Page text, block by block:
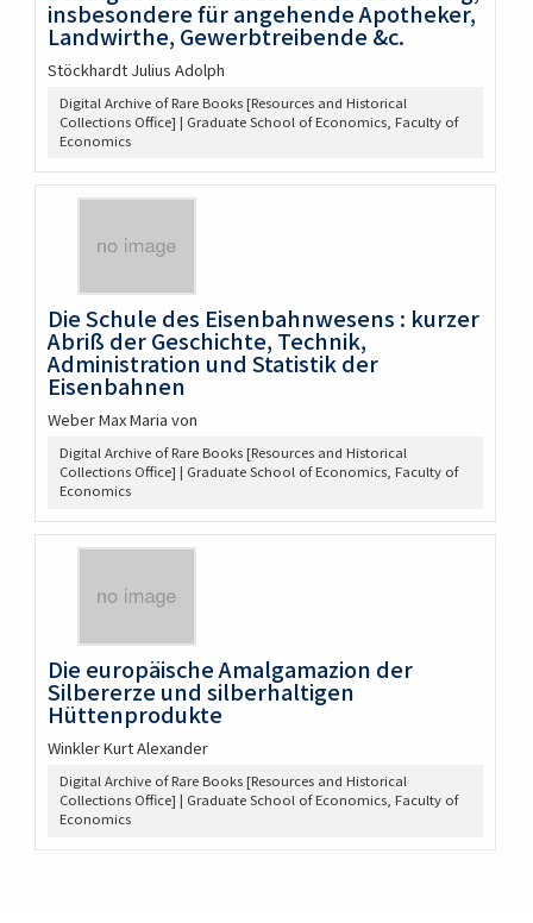
insbesondere für angehende Apotheker,
Landwirthe, Gewerbtreibende &c.
Stöckhardt Julius Adolph
Digital Archive of Rare Books [Resources and Historical
Collections Office] | Graduate School of Economics, Faculty of
Economics
Die Schule des Eisenbahnwesens : kurzer
Abriß der Geschichte, Technik,
Administration und Statistik der
Eisenbahnen
Weber Max Maria von
Digital Archive of Rare Books [Resources and Historical
Collections Office] | Graduate School of Economics, Faculty of
Economics
Die europäische Amalgamazion der
Silbererze und silberhaltigen
Hüttenprodukte
Winkler Kurt Alexander
Digital Archive of Rare Books [Resources and Historical
Collections Office] | Graduate School of Economics, Faculty of
Economics